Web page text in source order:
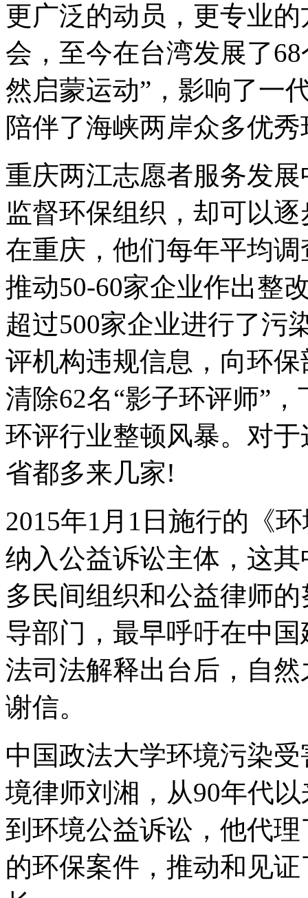
更广泛的动员，更专业
会，至今在台湾发展了
然启蒙运动”，影响了一
陪伴了海峡两岸众多优
重庆两江志愿者服务发
监督环保组织，却可以
在重庆，他们每年平均
推动50-60家企业作出整
超过500家企业进行了污
评机构违规信息，向环
清除62名“影子环评师”
环评行业整顿风暴。对
省都多来几家!
2015年1月1日施行的《
纳入公益诉讼主体，这
多民间组织和公益律师
导部门，最早呼吁在中
法司法解释出台后，自
谢信。
中国政法大学环境污染
境律师刘湘，从90年代
到环境公益诉讼，他代
的环保案件，推动和见